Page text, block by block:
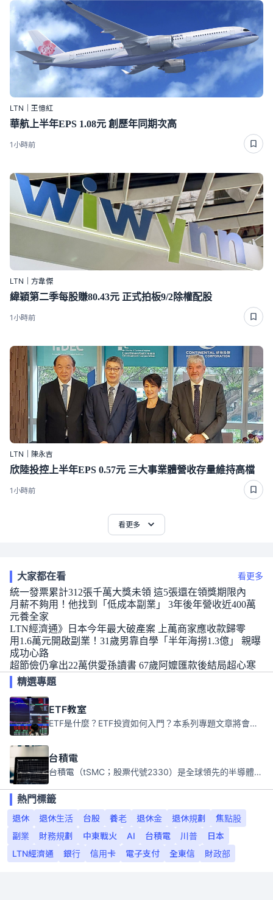
LTN｜王憶紅
華航上半年EPS 1.08元 創歷年同期次高
1小時前
LTN｜方韋傑
緯穎第二季每股賺80.43元 正式拍板9/2除權配股
1小時前
LTN｜陳永吉
欣陸投控上半年EPS 0.57元 三大事業體營收存量維持高檔
1小時前
看更多
大家都在看 看更多
統一發票累計312張千萬大獎未領 這5張還在領獎期限內
月薪不夠用！他找到「低成本副業」 3年後年營收近400萬
元養全家
LTN經濟通》日本今年最大破產案 上萬商家應收款歸零
用1.6萬元開啟副業！31歲男靠自學「半年海撈1.3億」 親曝
成功心路
超節儉仍拿出22萬供愛孫讀書 67歲阿嬤匯款後結局超心寒
精選專題
ETF教室
ETF是什麼？ETF投資如何入門？本系列專題文章將會告訴你新手必須知道的ETF基礎知識。
台積電
台積電（tSMC；股票代號2330）是全球領先的半導體代工公司，成立於1987年，總部位於台灣新竹。且已於美國、日本、德國及中國設廠，台積電是全球首家專業積體電路製造服務公司，也是全球最先進和最大規模的半導體代工廠。
熱門標籤
退休
退休生活 台股 養老 退休金 退休規劃
焦點股
副業
財務規劃 中東戰火 AI 台積電 川普
日本
LTN經濟通
銀行 信用卡 電子支付 全東信 財政部